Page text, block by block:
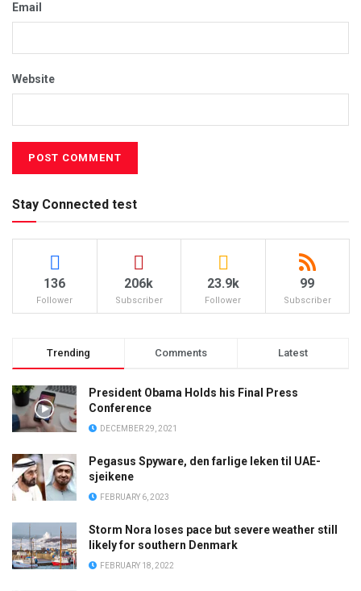
Email
Website
Stay Connected test
136
Follower
206k
Subscriber
23.9k
Follower
99
Subscriber
Trending Comments Latest
President Obama Holds his Final Press
Conference
DECEMBER 29, 2021
Pegasus Spyware, den farlige leken til UAE-
sjeikene
FEBRUARY 6, 2023
Storm Nora loses pace but severe weather still
likely for southern Denmark
FEBRUARY 18, 2022